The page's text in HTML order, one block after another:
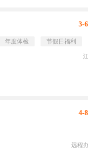
3-
年度体检 节假日福利
4-
远程